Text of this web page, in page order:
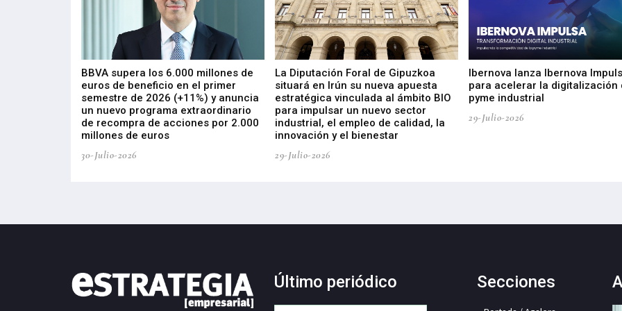
BBVA supera los 6.000 millones de
euros de beneficio en el primer
semestre de 2026 (+11%) y anuncia
un nuevo programa extraordinario
de recompra de acciones por 2.000
millones de euros
30-Julio-2026
La Diputación Foral de Gipuzkoa
situará en Irún su nueva apuesta
estratégica vinculada al ámbito BIO
para impulsar un nuevo sector
industrial, el empleo de calidad, la
innovación y el bienestar
29-Julio-2026
Ibernova lanza Ibernova
para acelerar la digitalización
pyme industrial
29-Julio-2026
Último periódico Secciones